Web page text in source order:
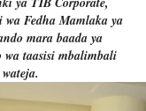
Fedha Mamlaka ya
mara baada ya
taasisi mbalimbali